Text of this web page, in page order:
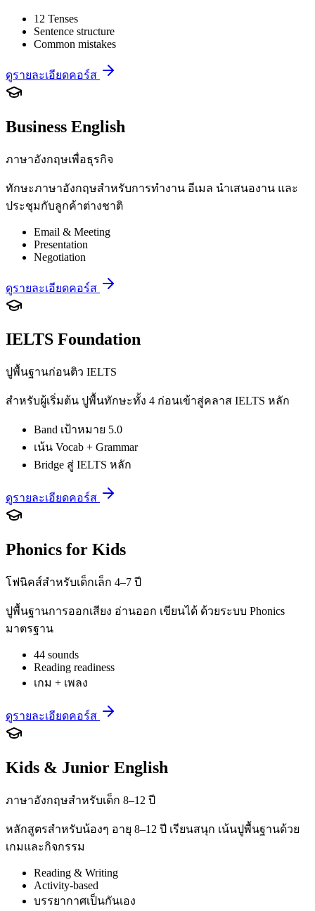
12 Tenses
Sentence structure
Common mistakes
ดูรายละเอียดคอร์ส
Business English
ภาษาอังกฤษเพื่อธุรกิจ
ทักษะภาษาอังกฤษสำหรับการทำงาน อีเมล นำเสนองาน และ
ประชุมกับลูกค้าต่างชาติ
Email & Meeting
Presentation
Negotiation
ดูรายละเอียดคอร์ส
IELTS Foundation
ปูพื้นฐานก่อนติว IELTS
สำหรับผู้เริ่มต้น ปูพื้นทักษะทั้ง 4 ก่อนเข้าสู่คลาส IELTS หลัก
Band เป้าหมาย 5.0
เน้น Vocab + Grammar
Bridge สู่ IELTS หลัก
ดูรายละเอียดคอร์ส
Phonics for Kids
โฟนิคส์สำหรับเด็กเล็ก 4–7 ปี
ปูพื้นฐานการออกเสียง อ่านออก เขียนได้ ด้วยระบบ Phonics
มาตรฐาน
44 sounds
Reading readiness
เกม + เพลง
ดูรายละเอียดคอร์ส
Kids & Junior English
ภาษาอังกฤษสำหรับเด็ก 8–12 ปี
หลักสูตรสำหรับน้องๆ อายุ 8–12 ปี เรียนสนุก เน้นปูพื้นฐานด้วย
เกมและกิจกรรม
Reading & Writing
Activity-based
บรรยากาศเป็นกันเอง